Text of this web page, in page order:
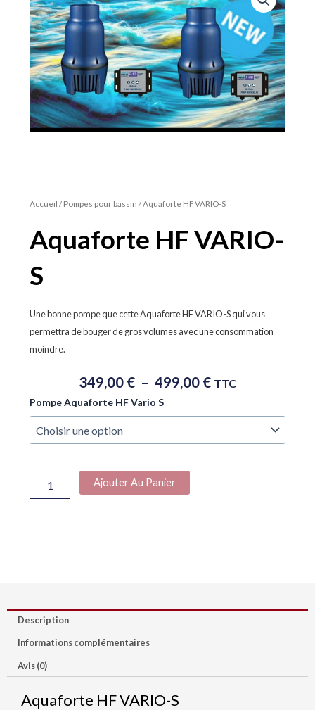
Accueil /Pompes pour bassin / Aquaforte HF VARIO-S
Aquaforte HF VARIO-
S
Une bonne pompe que cette Aquaforte HF VARIO-S qui vous
permettra de bouger de gros volumes avec une consommation
moindre.
349,00 € – 499,00 €Plage
Prix :
À
499,00 €
TTC
Pompe Aquaforte HF Vario S
quantité
de
Aquaforte
HF
S
Ajouter Au Panier
Description
Informations complémentaires
Avis (0)
Aquaforte HF VARIO-S